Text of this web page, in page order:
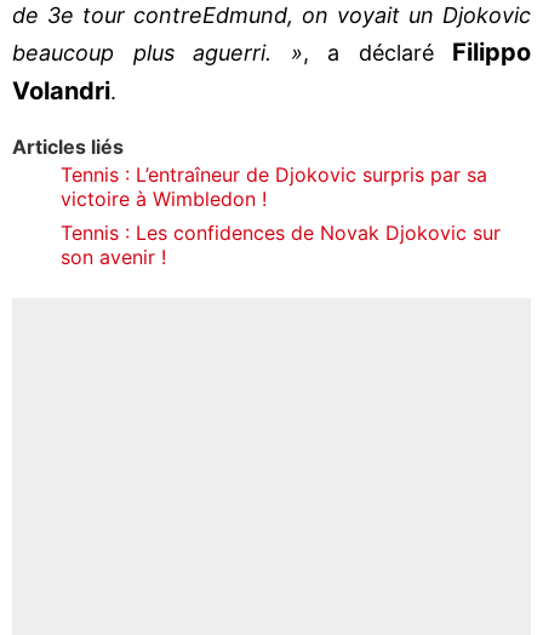
de 3e tour contreEdmund, on voyait un Djokovic
beaucoup plus aguerri. », a déclaré Filippo
Volandri.
Articles liés
Tennis : L’entraîneur de Djokovic surpris par sa
victoire à Wimbledon !
Tennis : Les confidences de Novak Djokovic sur
son avenir !